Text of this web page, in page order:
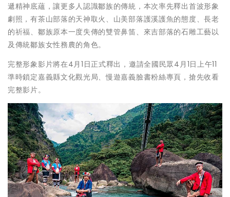
遞精神底蘊，讓更多人認識鄒族的傳統，本次率先釋出首波形象
劇照，有茶山部落的天神取火、山美部落護溪護魚的態度、長老
的祈福、鄒族原本一度失傳的雙管鼻笛、來吉部落的石雕工藝以
及傳統鄒族女性務農的角色。
完整形象影片將在4月1日正式釋出，邀請全國民眾4月1日上午11
準時鎖定嘉義縣文化觀光局、慢遊嘉義臉書粉絲專頁，搶先收看
完整影片。